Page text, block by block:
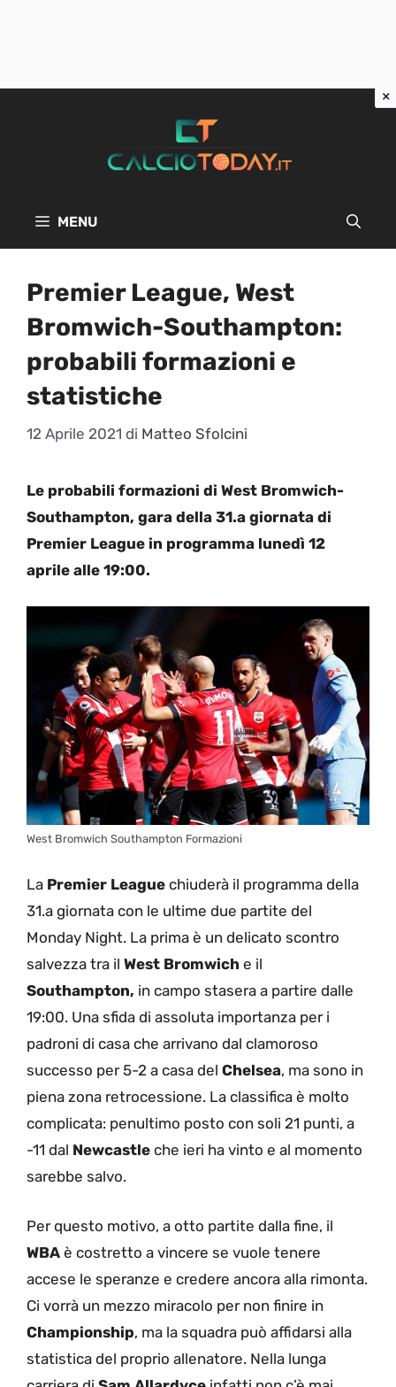
MENU
Premier League, West
Bromwich-Southampton:
probabili formazioni e
statistiche
12 Aprile 2021 di Matteo Sfolcini
Le probabili formazioni di West Bromwich-
Southampton, gara della 31.a giornata di
Premier League in programma lunedì 12
aprile alle 19:00.
West Bromwich Southampton Formazioni
La Premier League chiuderà il programma della
31.a giornata con le ultime due partite del
Monday Night. La prima è un delicato scontro
salvezza tra il West Bromwich e il
Southampton, in campo stasera a partire dalle
19:00. Una sfida di assoluta importanza per i
padroni di casa che arrivano dal clamoroso
successo per 5-2 a casa del Chelsea, ma sono in
piena zona retrocessione. La classifica è molto
complicata: penultimo posto con soli 21 punti, a
-11 dal Newcastle che ieri ha vinto e al momento
sarebbe salvo.
Per questo motivo, a otto partite dalla fine, il
WBA è costretto a vincere se vuole tenere
accese le speranze e credere ancora alla rimonta.
Ci vorrà un mezzo miracolo per non finire in
Championship, ma la squadra può affidarsi alla
statistica del proprio allenatore. Nella lunga